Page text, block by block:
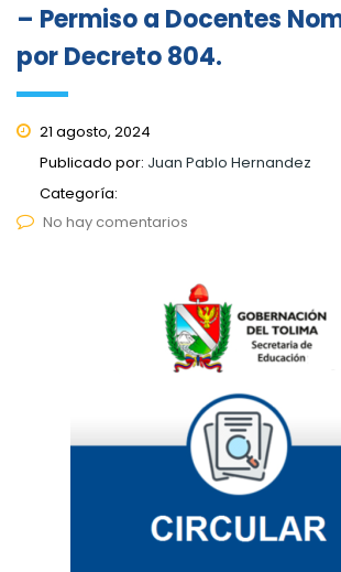
– Permiso a Docentes
por Decreto 804.
21 agosto, 2024
Publicado por: Juan Pablo Hernandez
Categoría:
No hay comentarios